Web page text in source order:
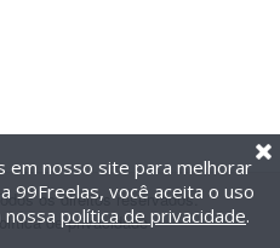
os direitos reservados.
de privacidade
em nosso site para melhorar
99Freelas, você aceita o uso
nossa política de privacidade.